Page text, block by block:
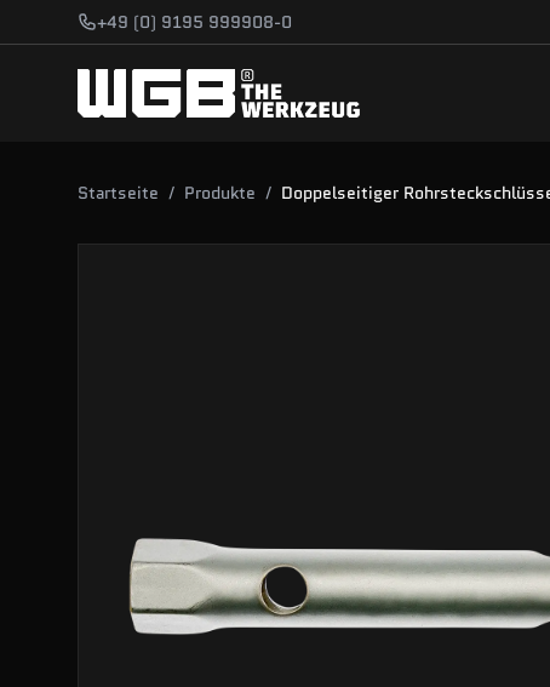
Zum Hauptinhalt springen
+49 (0) 9195 999908-0
Startseite / Produkte / Doppelseitiger